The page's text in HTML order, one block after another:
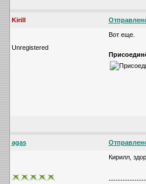
Kirill
Unregistered
Вот еще.
agas
Кирилл,